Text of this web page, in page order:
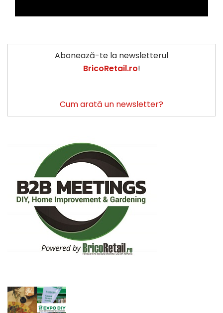
Abonează-te la newsletterul
BricoRetail.ro!
Cum arată un newsletter?